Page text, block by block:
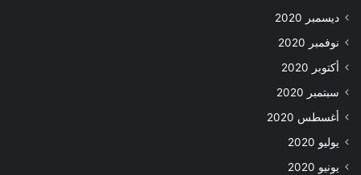
ديسمبر 2020
نوفمبر 2020
أكتوبر 2020
سبتمبر 2020
أغسطس 2020
يوليو 2020
يونيو 2020